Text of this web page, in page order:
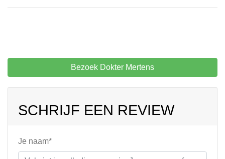
Bezoek Dokter Mertens
SCHRIJF EEN REVIEW
Je naam*